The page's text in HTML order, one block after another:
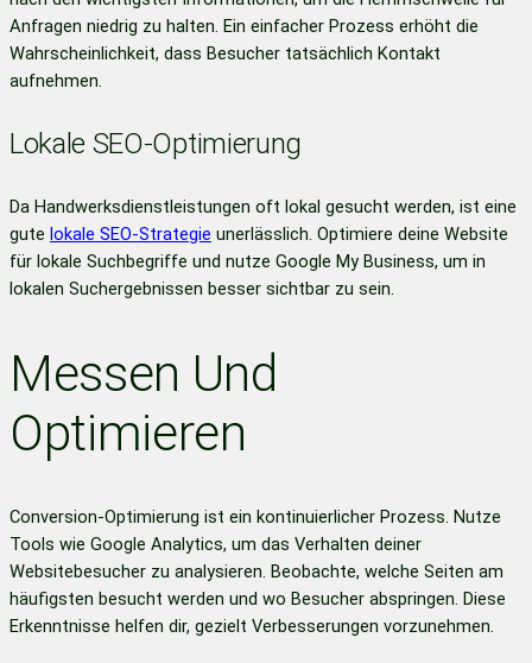
Anfragen niedrig zu halten. Ein einfacher Prozess erhöht die
Wahrscheinlichkeit, dass Besucher tatsächlich Kontakt
aufnehmen.
Lokale SEO-Optimierung
Da Handwerksdienstleistungen oft lokal gesucht werden, ist eine
gute lokale SEO-Strategie unerlässlich. Optimiere deine Website
für lokale Suchbegriffe und nutze Google My Business, um in
lokalen Suchergebnissen besser sichtbar zu sein.
Messen Und
Optimieren
Conversion-Optimierung ist ein kontinuierlicher Prozess. Nutze
Tools wie Google Analytics, um das Verhalten deiner
Websitebesucher zu analysieren. Beobachte, welche Seiten am
häufigsten besucht werden und wo Besucher abspringen. Diese
Erkenntnisse helfen dir, gezielt Verbesserungen vorzunehmen.